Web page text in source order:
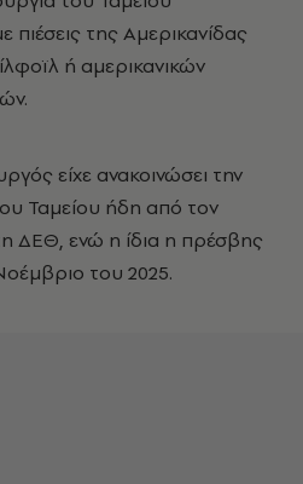
πιέσεις της Αμερικανίδας
ή αμερικανικών
είχε ανακοινώσει την
Ταμείου ήδη από τον
ΔΕΘ, ενώ η ίδια η πρέσβης
του 2025.